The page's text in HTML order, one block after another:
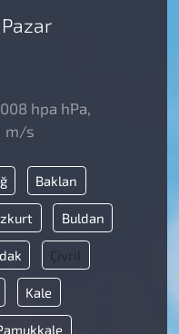
hpa hPa,
m/s
Baklan
Buldan
Çivril
Kale